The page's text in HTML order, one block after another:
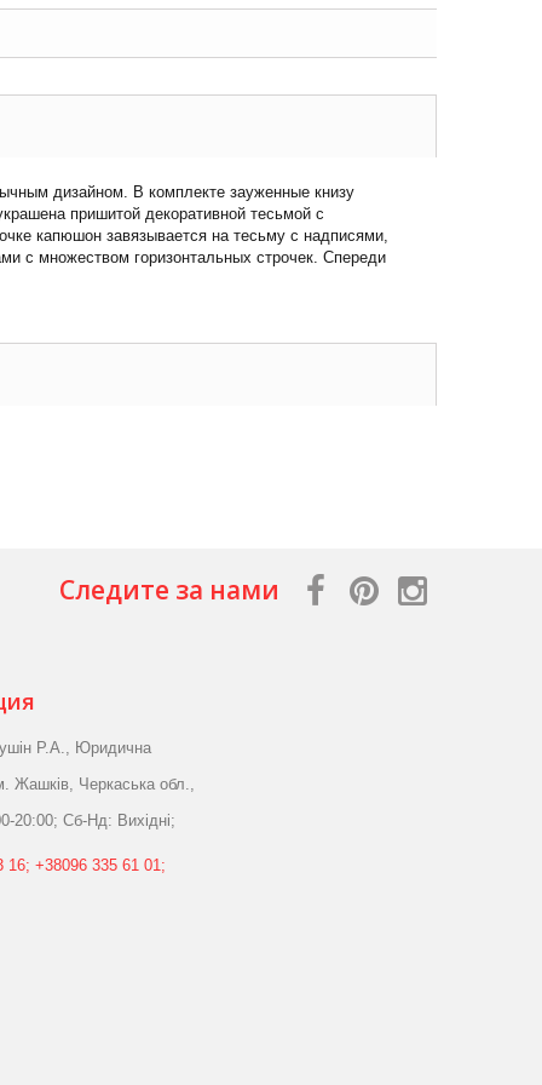
дизайном. В комплекте зауженные книзу
пришитой декоративной тесьмой с
капюшон завязывается на тесьму с надписями,
с множеством горизонтальных строчек. Спереди
Следите за нами
Р.А., Юридична
Жашків, Черкаська обл.,
20:00; Сб-Нд: Вихідні;
16; +38096 335 61 01;